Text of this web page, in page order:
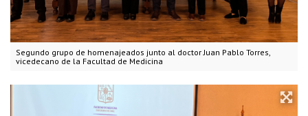
Segundo grupo de homenajeados junto al doctor Juan Pablo Torres,
vicedecano de la Facultad de Medicina